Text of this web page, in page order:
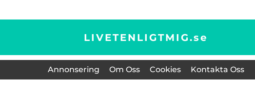
LIVETENLIGTMIG.se
Annonsering Om Oss Cookies Kontakta Oss